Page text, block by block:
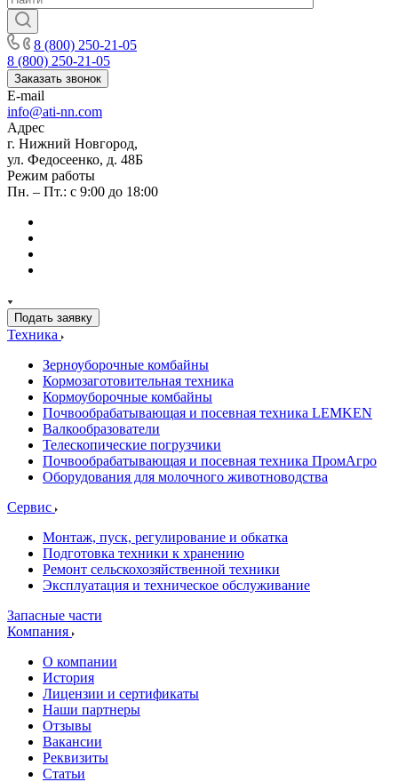
8 (800) 250-21-05
8 (800) 250-21-05
Заказать звонок
E-mail
info@ati-nn.com
Адрес
г. Нижний Новгород,
ул. Федосеенко, д. 48Б
Режим работы
Пн. – Пт.: с 9:00 до 18:00
Подать заявку
Техника
Зерноуборочные комбайны
Кормозаготовительная техника
Кормоуборочные комбайны
Почвообрабатывающая и посевная техника LEMKEN
Валкообразователи
Телескопические погрузчики
Почвообрабатывающая и посевная техника ПромАгро
Оборудования для молочного животноводства
Сервис
Монтаж, пуск, регулирование и обкатка
Подготовка техники к хранению
Ремонт сельскохозяйственной техники
Эксплуатация и техническое обслуживание
Запасные части
Компания
О компании
История
Лицензии и сертификаты
Наши партнеры
Отзывы
Вакансии
Реквизиты
Статьи